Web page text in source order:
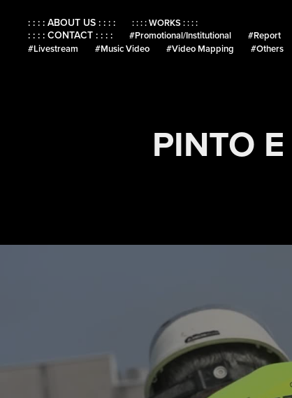
: : : : ABOUT US : : : : : : : : WORKS : : : :
: : : : CONTACT : : : : #Promotional/Institutional
#Report
#Livestream
#Music Video #Video Mapping #Others
PINTO